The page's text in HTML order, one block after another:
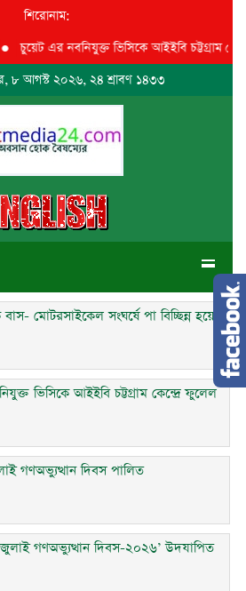
শিরোনাম:
এর নবনিযুক্ত ভিসিকে আইইবি চট্টগ্রাম কেন্দ্রে
৮ আগস্ট ২০২৬, ২৪ শ্রাবণ ১৪৩৩
মোটরসাইকেল সংঘর্ষে পা বিচ্ছিন্ন হয়ে
ভিসিকে আইইবি চট্টগ্রাম কেন্দ্রে ফুলেল
গণঅভ্যুত্থান দিবস পালিত
‘জুলাই গণঅভ্যুত্থান দিবস-২০২৬’ উদযাপিত